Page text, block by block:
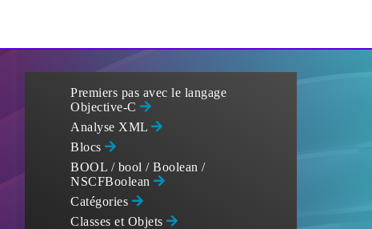
Premiers pas avec le langage
Objective-C
Analyse XML
Blocs
BOOL / bool / Boolean /
NSCFBoolean
Catégories
Classes et Objets